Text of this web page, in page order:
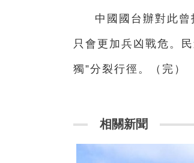
中國國台辦對此
只會更加兵凶戰危。
獨”分裂行徑。（完）
相關新聞